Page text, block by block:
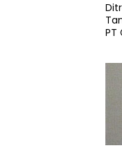
PT